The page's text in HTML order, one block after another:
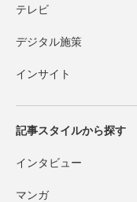
テレビ
デジタル施策
インサイト
記事スタイルから探す
インタビュー
マンガ